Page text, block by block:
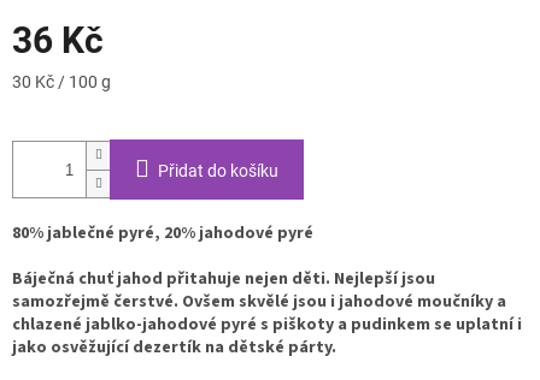
36 Kč
Měrná
30 Kč / 100 g
Přidat do košíku
80% jablečné pyré, 20% jahodové pyré
Báječná chuť jahod přitahuje nejen děti. Nejlepší jsou
samozřejmě čerstvé. Ovšem skvělé jsou i jahodové moučníky a
chlazené jablko-jahodové pyré s piškoty a pudinkem se uplatní i
jako osvěžující dezertík na dětské párty.